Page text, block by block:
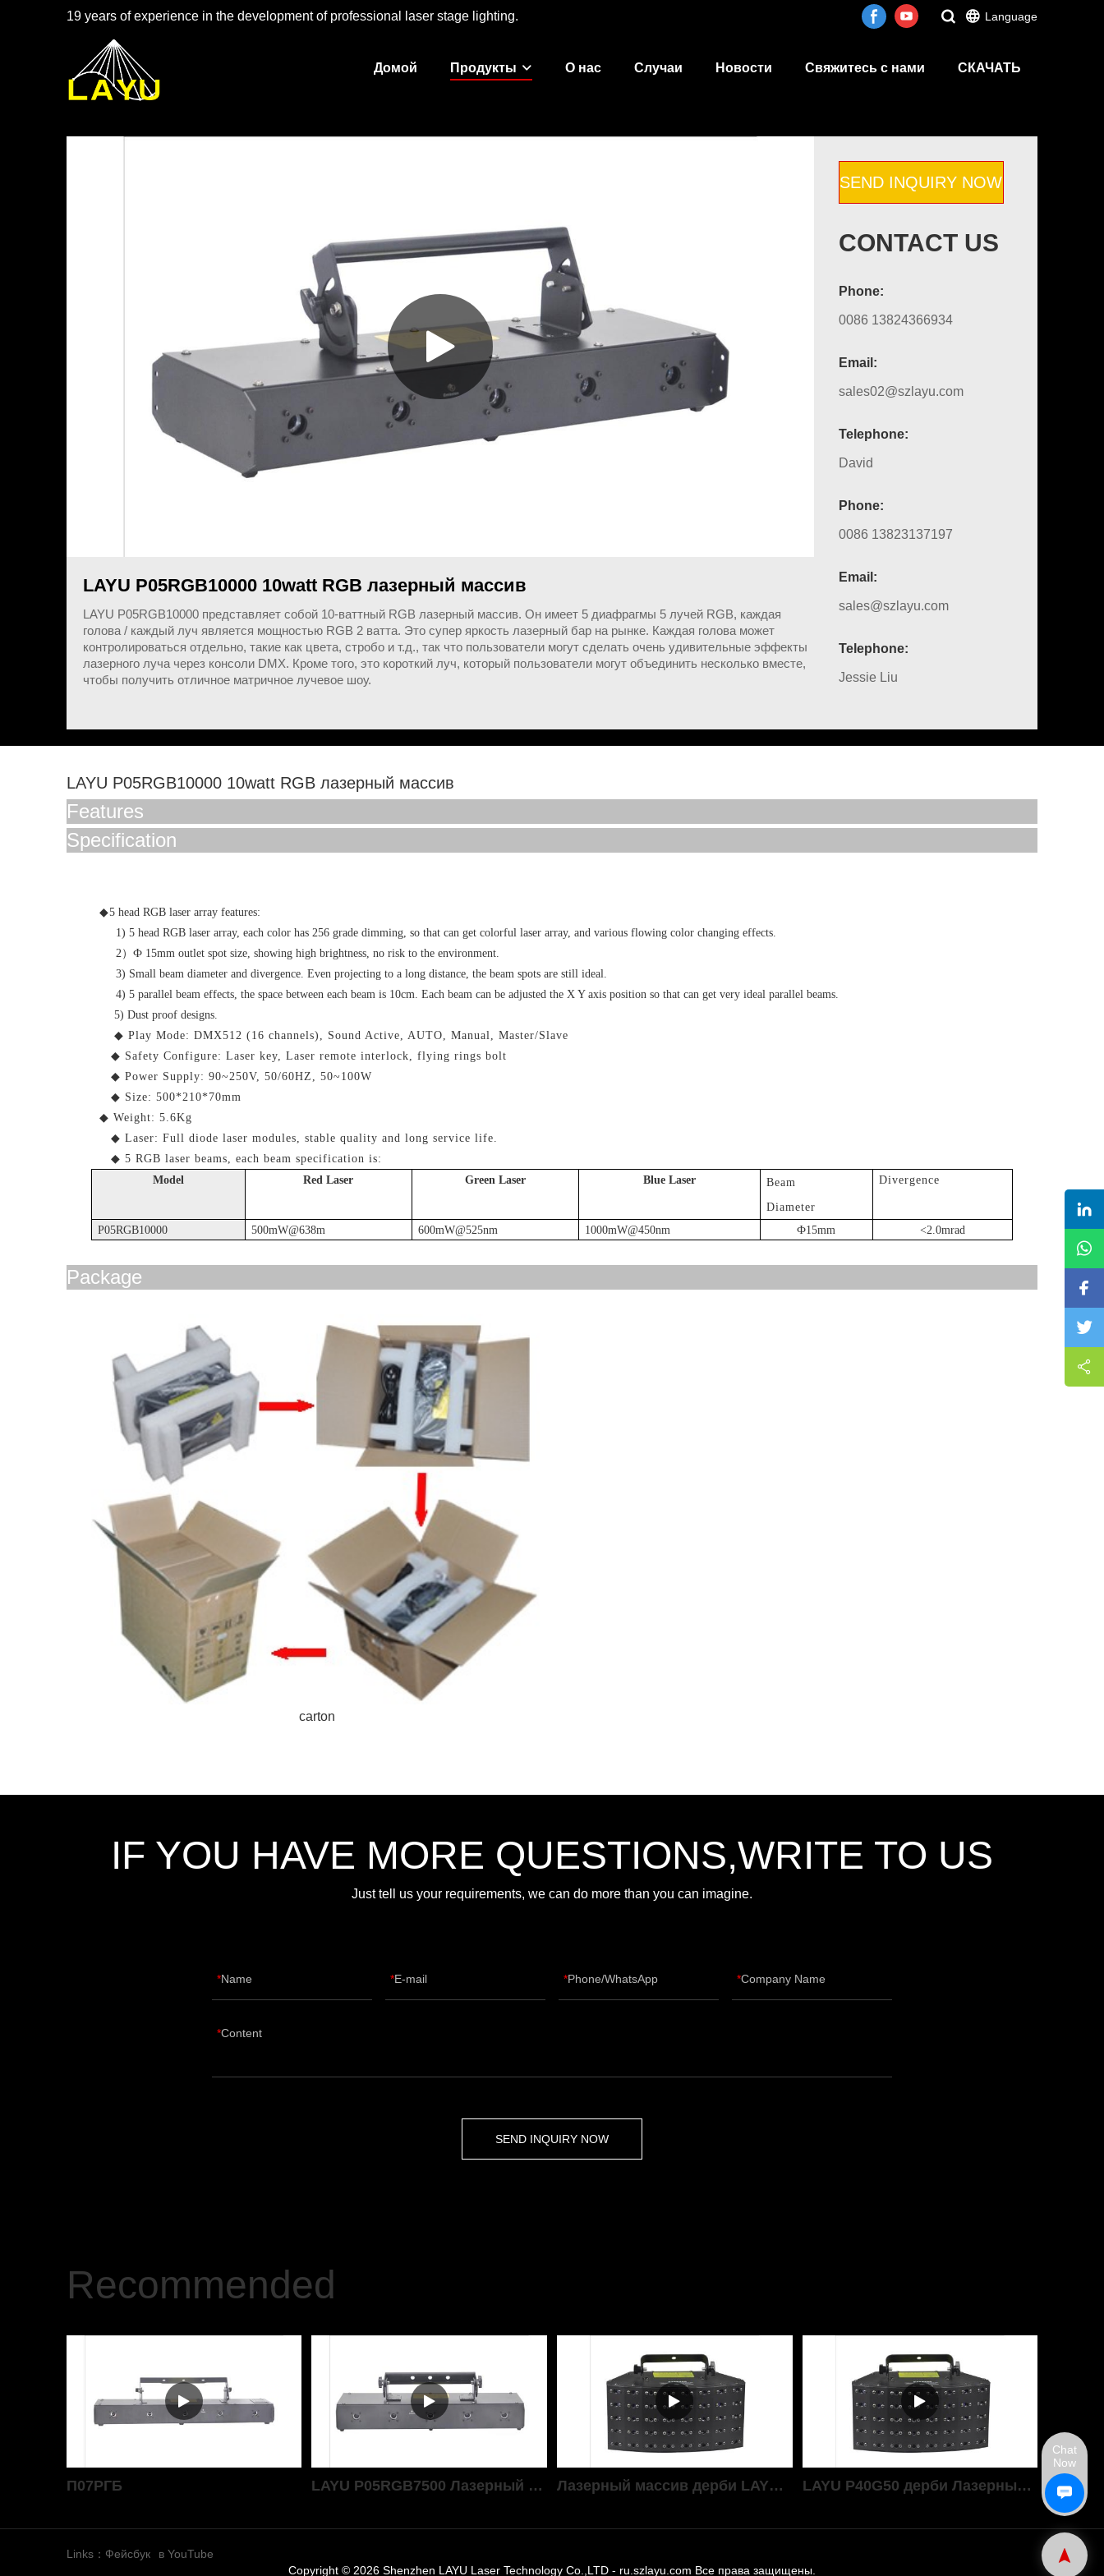
19 years of experience in the development of professional laser stage lighting. Language
Домой Продукты О нас Случаи Новости Свяжитесь с нами СКАЧАТЬ
LAYU P05RGB10000 10watt RGB лазерный массив
LAYU P05RGB10000 представляет собой 10-ваттный RGB лазерный массив. Он имеет 5 диафрагмы 5 лучей RGB, каждая
голова / каждый луч является мощностью RGB 2 ватта. Это супер яркость лазерный бар на рынке. Каждая голова может
контролироваться отдельно, такие как цвета, стробо и т.д., так что пользователи могут сделать очень удивительные эффекты
лазерного луча через консоли DMX. Кроме того, это короткий луч, который пользователи могут объединить несколько вместе,
чтобы получить отличное матричное лучевое шоу.
SEND INQUIRY NOW
CONTACT US
Phone:
0086 13824366934
Email:
sales02@szlayu.com
Telephone:
David
Phone:
0086 13823137197
Email:
sales@szlayu.com
Telephone:
Jessie Liu
LAYU P05RGB10000 10watt RGB лазерный массив
Features
Specification
◆5 head RGB laser array features:
1) 5 head RGB laser array, each color has 256 grade dimming, so that can get colorful laser array, and various flowing color changing effects.
2） Ф 15mm outlet spot size, showing high brightness, no risk to the environment.
3) Small beam diameter and divergence. Even projecting to a long distance, the beam spots are still ideal.
4) 5 parallel beam effects, the space between each beam is 10cm. Each beam can be adjusted the X Y axis position so that can get very ideal parallel beams.
5) Dust proof designs.
◆ Play Mode: DMX512 (16 channels), Sound Active, AUTO, Manual, Master/Slave
◆ Safety Configure: Laser key, Laser remote interlock, flying rings bolt
◆ Power Supply: 90~250V, 50/60HZ, 50~100W
◆ Size: 500*210*70mm
◆ Weight: 5.6Kg
◆ Laser: Full diode laser modules, stable quality and long service life.
◆ 5 RGB laser beams, each beam specification is:
Model
Red Laser Green Laser Blue Laser
Beam
Diameter
Divergence
P05RGB10000 500mW@638m 600mW@525nm 1000mW@450nm Ф15mm <2.0mrad
Package
carton
IF YOU HAVE MORE QUESTIONS,WRITE TO US
Just tell us your requirements, we can do more than you can imagine.
Name E-mail Phone/WhatsApp Company Name
Content
SEND INQUIRY NOW
Recommended
П07РГБ LAYU P05RGB7500 Лазерный бар с мощностью 7,5 Вт RGB Лазерный массив дерби LAYU P40R100 с 40 красными лучами для семейной вечеринки, клуба, мобильного диджея, лазерного шоу и т.д. LAYU P40G50 дерби Лазерный массив с 40 зелеными лучами
Links： Фейсбук
в YouTube
Copyright © 2026 Shenzhen LAYU Laser Technology Co.,LTD - ru.szlayu.com Все права защищены.
Chat
Now